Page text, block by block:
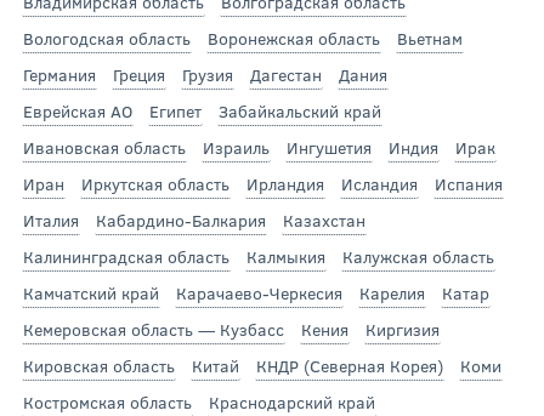
Вологодская область
Воронежская область
Вьетнам
Германия
Греция Грузия Дагестан
Дания
Еврейская АО
Египет
Забайкальский край
Ивановская область
Израиль Ингушетия Индия
Ирак
Иран
Иркутская область Ирландия Исландия
Испания
Италия
Кабардино-Балкария
Казахстан
Калининградская область
Калмыкия
Калужская область
Камчатский край
Карачаево-Черкесия Карелия
Катар
Кемеровская область — Кузбасс
Кения
Киргизия
Кировская область
Китай КНДР (Северная Корея)
Коми
Костромская область
Краснодарский край